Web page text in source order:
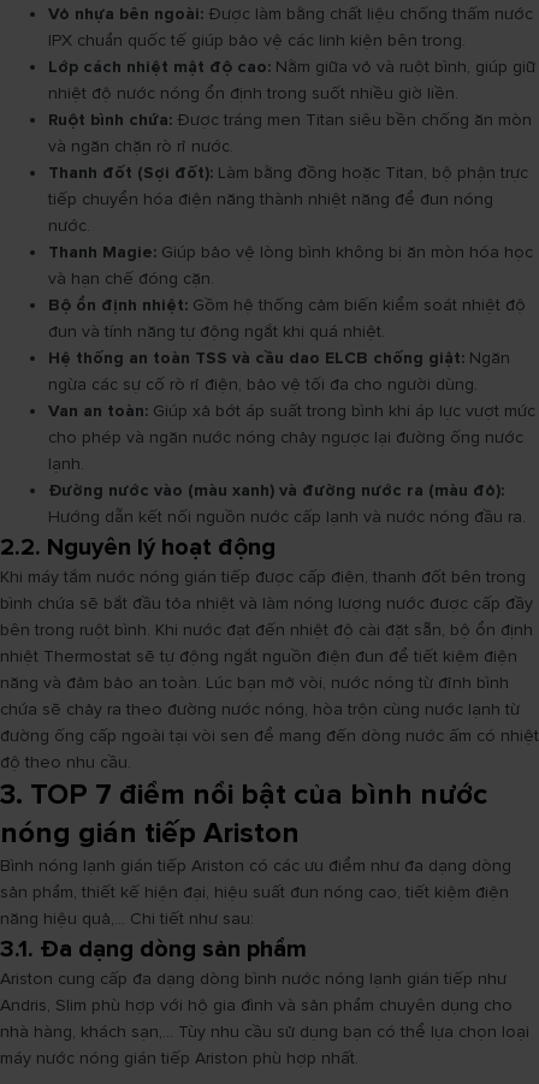
Vỏ nhựa bên ngoài: Được làm bằng chất liệu chống thấm nước
IPX chuẩn quốc tế giúp bảo vệ các linh kiện bên trong.
Lớp cách nhiệt mật độ cao: Nằm giữa vỏ và ruột bình, giúp giữ
nhiệt độ nước nóng ổn định trong suốt nhiều giờ liền.
Ruột bình chứa: Được tráng men Titan siêu bền chống ăn mòn
và ngăn chặn rò rỉ nước.
Thanh đốt (Sợi đốt): Làm bằng đồng hoặc Titan, bộ phận trực
tiếp chuyển hóa điện năng thành nhiệt năng để đun nóng
nước.
Thanh Magie: Giúp bảo vệ lòng bình không bị ăn mòn hóa học
và hạn chế đóng cặn.
Bộ ổn định nhiệt: Gồm hệ thống cảm biến kiểm soát nhiệt độ
đun và tính năng tự động ngắt khi quá nhiệt.
Hệ thống an toàn TSS và cầu dao ELCB chống giật: Ngăn
ngừa các sự cố rò rỉ điện, bảo vệ tối đa cho người dùng.
Van an toàn: Giúp xả bớt áp suất trong bình khi áp lực vượt mức
cho phép và ngăn nước nóng chảy ngược lại đường ống nước
lạnh.
Đường nước vào (màu xanh) và đường nước ra (màu đỏ):
Hướng dẫn kết nối nguồn nước cấp lạnh và nước nóng đầu ra.
2.2. Nguyên lý hoạt động
Khi máy tắm nước nóng gián tiếp được cấp điện, thanh đốt bên trong
bình chứa sẽ bắt đầu tỏa nhiệt và làm nóng lượng nước được cấp đầy
bên trong ruột bình. Khi nước đạt đến nhiệt độ cài đặt sẵn, bộ ổn định
nhiệt Thermostat sẽ tự động ngắt nguồn điện đun để tiết kiệm điện
năng và đảm bảo an toàn. Lúc bạn mở vòi, nước nóng từ đỉnh bình
chứa sẽ chảy ra theo đường nước nóng, hòa trộn cùng nước lạnh từ
đường ống cấp ngoài tại vòi sen để mang đến dòng nước ấm có nhiệt
độ theo nhu cầu.
3. TOP 7 điểm nổi bật của bình nước
nóng gián tiếp Ariston
Bình nóng lạnh gián tiếp Ariston có các ưu điểm như đa dạng dòng
sản phẩm, thiết kế hiện đại, hiệu suất đun nóng cao, tiết kiệm điện
năng hiệu quả,... Chi tiết như sau:
3.1. Đa dạng dòng sản phẩm
Ariston cung cấp đa dạng dòng bình nước nóng lạnh gián tiếp như
Andris, Slim phù hợp với hộ gia đình và sản phẩm chuyên dụng cho
nhà hàng, khách sạn,... Tùy nhu cầu sử dụng bạn có thể lựa chọn loại
máy nước nóng gián tiếp Ariston phù hợp nhất.